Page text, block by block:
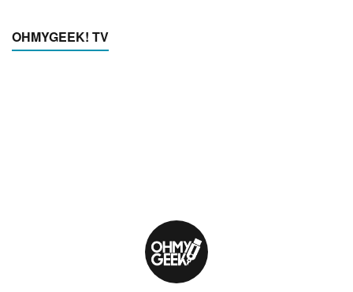
OHMYGEEK! TV